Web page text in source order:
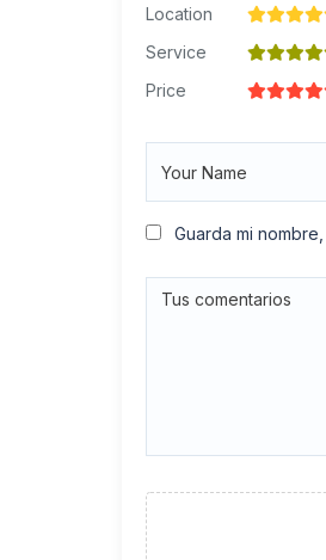
Location
Service
Price
Guarda mi